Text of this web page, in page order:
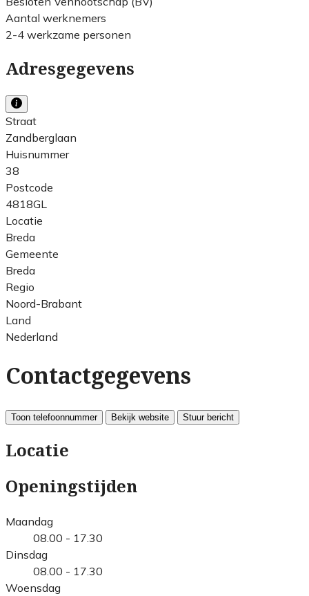
Aantal werknemers
2-4 werkzame personen
Adresgegevens
Straat
Zandberglaan
Huisnummer
38
Postcode
4818GL
Locatie
Breda
Gemeente
Breda
Regio
Noord-Brabant
Land
Nederland
Contactgegevens
Toon telefoonnummer Bekijk website Stuur bericht
Locatie
Openingstijden
Maandag
08.00 - 17.30
Dinsdag
08.00 - 17.30
Woensdag